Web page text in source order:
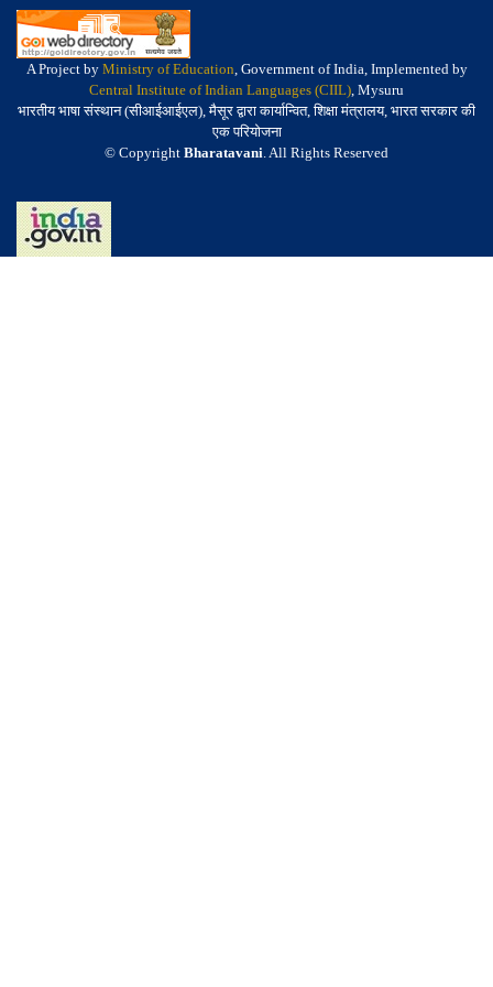
A Project by Ministry of Education, Government of India, Implemented by
Central Institute of Indian Languages (CIIL), Mysuru
भारतीय भाषा संस्थान (सीआईआईएल), मैसूर द्वारा कार्यान्वित, शिक्षा मंत्रालय, भारत सरकार की
एक परियोजना
© Copyright Bharatavani. All Rights Reserved